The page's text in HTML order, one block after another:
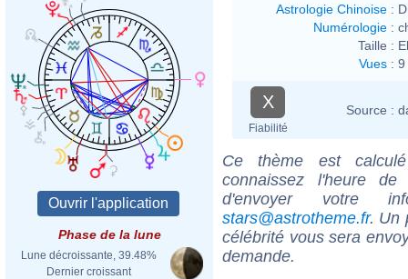
Phase de la lune
Lune décroissante, 39.48%
Dernier croissant
Astrologie Chinoise :
Numérologie :
Taille :
Vues : 9
X
Fiabilité
Source :
Ce thème est
connaissez l'heure de
d'envoyer votre
stars@astrotheme.fr. Un
célébrité vous sera
demande.